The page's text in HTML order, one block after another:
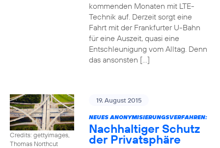
kommenden Monaten mit LTE-
Technik auf. Derzeit sorgt eine
Fahrt mit der Frankfurter U-Bahn
für eine Auszeit, quasi eine
Entschleunigung vom Alltag. Denn
das ansonsten […]
Credits: gettyimages,
Thomas Northcut
19. August 2015
NEUES ANONYMISIERUNGSVERFAHREN:
Nachhaltiger Schutz
der Privatsphäre